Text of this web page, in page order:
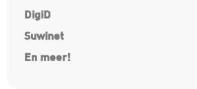
DigiD
Suwinet
En meer!